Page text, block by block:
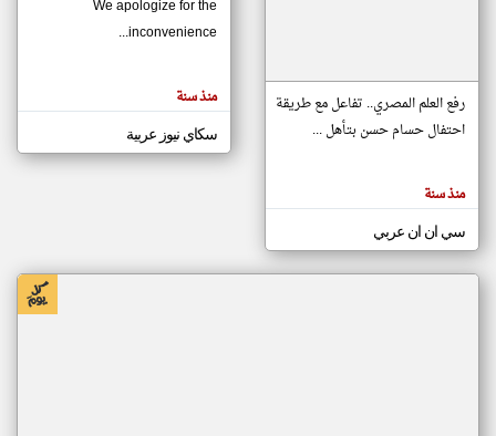
مصادر الأخبار من موريتانيا
اخبار موريتانيا على مدار الساعة
أهم اخبار موريتانيا العاجلة والمباشرة
المقالات
الموجوده
هنا عن
رفع العلم المصري.. تفاعل مع طريقة
احتفال حسام حسن بتأهل ...
منذ سنة
سي ان ان عربي
We apologize for the
inconvenience...
منذ سنة
سكاي نيوز عربية
klyoum.com